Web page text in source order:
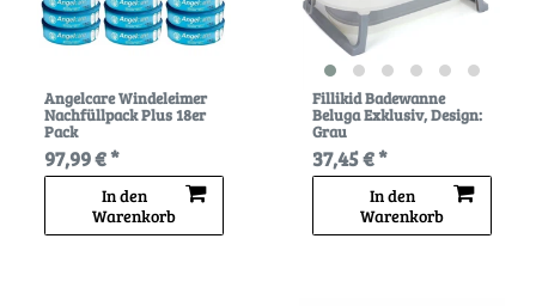
Angelcare Windeleimer
Nachfüllpack Plus 18er
Pack
97,99 € *
In den
Warenkorb
Fillikid Badewanne
Beluga Exklusiv, Design:
Grau
37,45 € *
In den
Warenkorb